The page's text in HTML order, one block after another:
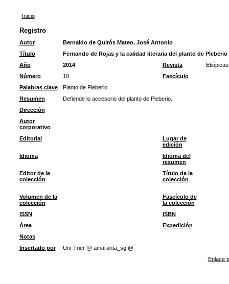
Inicio
Registro
Autor
Bernaldo de Quirós Mateo, José Antonio
Título
Fernando de Rojas y la calidad literaria del planto de Pleberio
Año
2014 Revista
Etiópicas
Número
10
Fascículo
Palabras clave
Planto de Pleberio
Resumen
Defiende lo accesorio del planto de Pleberio.
Dirección
Autor
corporativo
Editorial
Lugar de
edición
Idioma
Idioma del
resumen
Editor de la
colección
Título de la
colección
Volumen de la
colección
Fascículo de
la colección
ISSN
ISBN
Área
Expedición
Notas
Insertado por
Uni-Trier @ amaranta_sg @
Enlace